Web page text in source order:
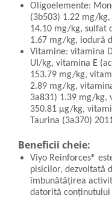
Oligoelemente:
(3b503) 1.22 mg/
14.10 mg/kg, sulfat
1.67 mg/kg, iodură
Vitamine: vitamina
UI/kg, vitamina E
153.79 mg/kg,
2.89 mg/kg,
3a831) 1.39 mg/kg,
350.81 µg/kg,
Taurina (3a370)
Beneficii cheie:
Viyo Reinforces®
pisicilor, dezvoltată
îmbunătățirea
datorită conținutului